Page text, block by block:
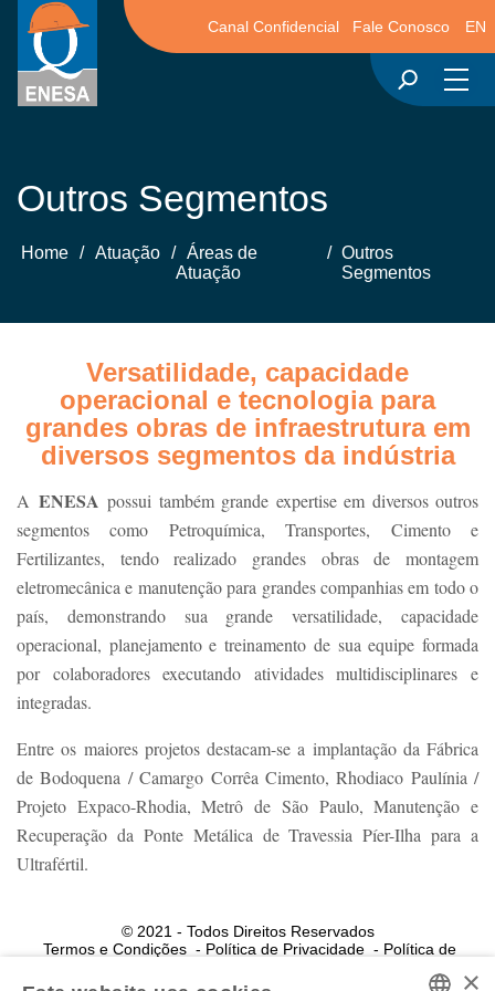
Canal Confidencial Fale Conosco EN
Outros Segmentos
Home / Atuação / Áreas de
Atuação
/ Outros
Segmentos
Versatilidade, capacidade
operacional e tecnologia para
grandes obras de infraestrutura em
diversos segmentos da indústria
A ENESA possui também grande expertise em diversos outros
segmentos como Petroquímica, Transportes, Cimento e
Fertilizantes, tendo realizado grandes obras de montagem
eletromecânica e manutenção para grandes companhias em todo o
país, demonstrando sua grande versatilidade, capacidade
operacional, planejamento e treinamento de sua equipe formada
por colaboradores executando atividades multidisciplinares e
integradas.
Entre os maiores projetos destacam-se a implantação da Fábrica
de Bodoquena / Camargo Corrêa Cimento, Rhodiaco Paulínia /
Projeto Expaco-Rhodia, Metrô de São Paulo, Manutenção e
Recuperação da Ponte Metálica de Travessia Píer-Ilha para a
Ultrafértil.
© 2021 - Todos Direitos Reservados
Termos e Condições
Política de Privacidade
Política de
Powered by MZ
×